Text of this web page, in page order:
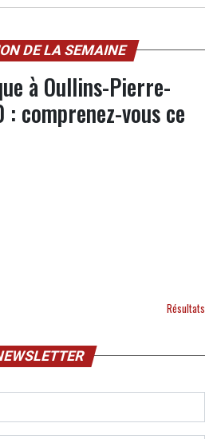
DE LA SEMAINE
à Oullins-Pierre-
comprenez-vous ce
Résultats